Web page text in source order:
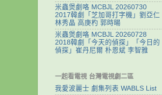
米蟲煲劇咯 MCBJL 20260730
2017韓劇「芝加哥打字機」劉亞仁
林秀晶 高庚杓 郭時暘
米蟲煲劇咯 MCBJL 20260728
2018韓劇「今天的偵探」「今日的
偵探」崔丹尼爾 朴恩斌 李智雅
一起看電視 台灣電視劇二區
我愛波麗士 劇集列表 WABLS List